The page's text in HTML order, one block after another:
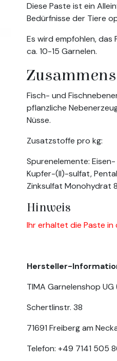
Diese Paste ist ein
Bedürfnisse der Tiere
Es wird empfohlen,
ca. 10-15 Garnelen.
Fisch- und
pflanzliche
Nüsse.
Zusatzstoffe pro kg:
Spurenelemente:
Kupfer-(II)-sulfat,
Zinksulfat Monohydrat
Hinweis
Ihr erhaltet die Paste in
Hersteller-
TIMA Garnelenshop
Schertlinstr. 38
71691 Freiberg am
Telefon: +49 7141 505